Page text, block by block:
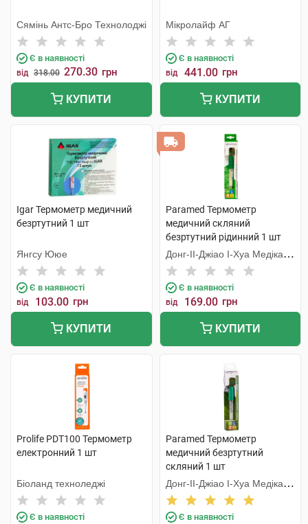
Сямінь Антс-Бро Технолоджі
Є в наявності
від 318.00 270.30 грн
КУПИТИ
Мікролайф AГ
Є в наявності
від 441.00 грн
КУПИТИ
Igar Термометр медичний
безртутний 1 шт
Янгсу Ююе
Є в наявності
від 103.00 грн
КУПИТИ
Paramed Термометр
медичний скляний
безртутний рідинний 1 шт
Донг-ІІ-Джіао І-Хуа Медікал
Еквіпмент
Є в наявності
від 169.00 грн
КУПИТИ
Prolife PDT100 Термометр
електронний 1 шт
Біоланд техноледжі
Є в наявності
Paramed Термометр
медичний безртутний
скляний 1 шт
Донг-ІІ-Джіао І-Хуа Медікал
Еквіпмент
Є в наявності